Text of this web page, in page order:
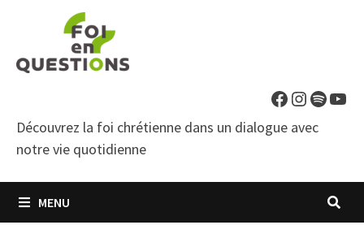
contenu
Facebook
Découvrez la foi chrétienne dans un dialogue avec
notre vie quotidienne
MENU